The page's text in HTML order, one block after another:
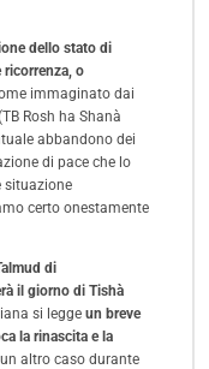
dello stato di
ricorrenza, o
immaginato dai
Rosh ha Shanà
abbandono dei
di pace che lo
situazione
certo onestamente
di
il giorno di Tishà
si legge un breve
la rinascita e la
altro caso durante